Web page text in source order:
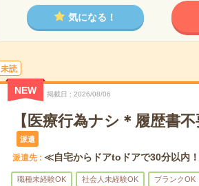
気になる！
未読
NEW 掲載日 2026/08/06
【医療行為ナシ＊履歴書
派遣
派遣先 ≪自宅からドアtoドアで30分以内
職種未経験OK 社会人未経験OK ブランクOK